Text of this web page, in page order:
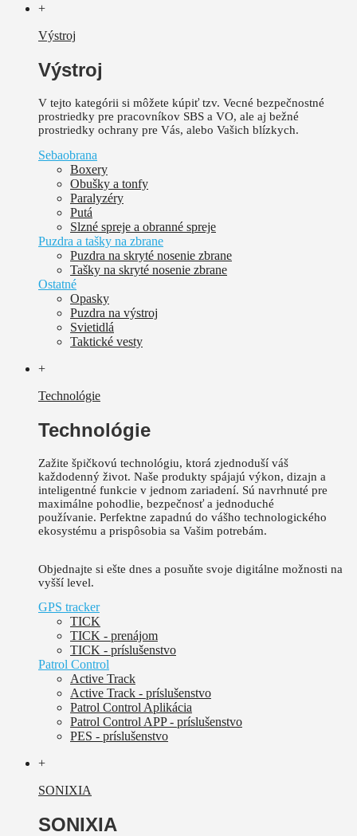
+
Výstroj
Výstroj
V tejto kategórii si môžete kúpiť tzv. Vecné bezpečnostné
prostriedky pre pracovníkov SBS a VO, ale aj bežné
prostriedky ochrany pre Vás, alebo Vašich blízkych.
Sebaobrana
Boxery
Obušky a tonfy
Paralyzéry
Putá
Slzné spreje a obranné spreje
Puzdra a tašky na zbrane
Puzdra na skryté nosenie zbrane
Tašky na skryté nosenie zbrane
Ostatné
Opasky
Puzdra na výstroj
Svietidlá
Taktické vesty
+
Technológie
Technológie
Zažite špičkovú technológiu, ktorá zjednoduší váš
každodenný život. Naše produkty spájajú výkon, dizajn a
inteligentné funkcie v jednom zariadení. Sú navrhnuté pre
maximálne pohodlie, bezpečnosť a jednoduché
používanie. Perfektne zapadnú do vášho technologického
ekosystému a prispôsobia sa Vašim potrebám.
Objednajte si ešte dnes a posuňte svoje digitálne možnosti na
vyšší level.
GPS tracker
TICK
TICK - prenájom
TICK - príslušenstvo
Patrol Control
Active Track
Active Track - príslušenstvo
Patrol Control Aplikácia
Patrol Control APP - príslušenstvo
PES - príslušenstvo
+
SONIXIA
SONIXIA